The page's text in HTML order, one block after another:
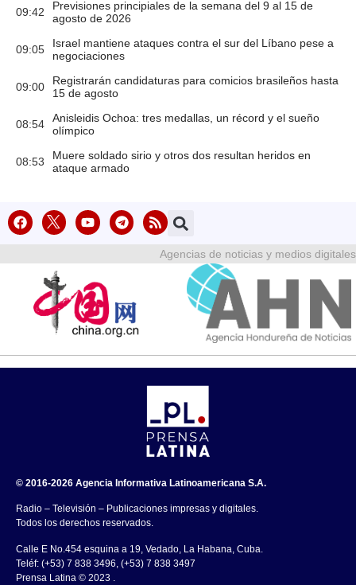
09:42
Previsiones principiales de la semana del 9 al 15 de
agosto de 2026
09:05
Israel mantiene ataques contra el sur del Líbano pese a
negociaciones
09:00
Registrarán candidaturas para comicios brasileños hasta
15 de agosto
08:54
Anisleidis Ochoa: tres medallas, un récord y el sueño
olímpico
08:53
Muere soldado sirio y otros dos resultan heridos en
ataque armado
Agencias de noticias y medios digitales
© 2016-2026 Agencia Informativa Latinoamericana S.A.
Radio – Televisión – Publicaciones impresas y digitales.
Todos los derechos reservados.
Calle E No.454 esquina a 19, Vedado, La Habana, Cuba.
Teléf: (+53) 7 838 3496, (+53) 7 838 3497
Prensa Latina © 2023 .